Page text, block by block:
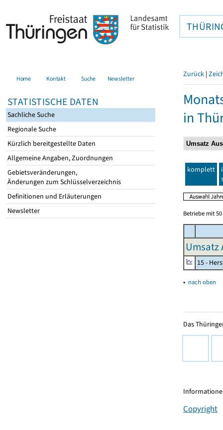
Home Kontakt Suche Newsletter
STATISTISCHE DATEN
Sachliche Suche
Regionale Suche
Kürzlich bereitgestellte Daten
Allgemeine Angaben, Zuordnungen
Gebietsveränderungen,
Änderungen zum Schlüsselverzeichnis
Definitionen und Erläuterungen
Newsletter
Zurück |
in
komplett
Betriebe mit
Umsatz
15 -
▴ nach oben
Das
Copyright